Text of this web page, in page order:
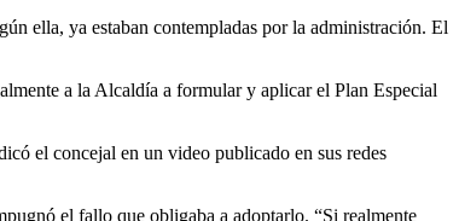
ella, ya estaban contempladas por la administración. El
a la Alcaldía a formular y aplicar el Plan Especial
el concejal en un video publicado en sus redes
el fallo que obligaba a adoptarlo. “Si realmente